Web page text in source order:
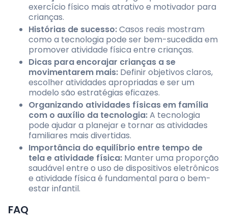
exercício físico mais atrativo e motivador para
crianças.
Histórias de sucesso:Casos reais mostram
como a tecnologia pode ser bem-sucedida em
promover atividade física entre crianças.
Dicas para encorajar crianças a se
movimentarem mais: Definir objetivos claros,
escolher atividades apropriadas e ser um
modelo são estratégias eficazes.
Organizando atividades físicas em família
com o auxílio da tecnologia:A tecnologia
pode ajudar a planejar e tornar as atividades
familiares mais divertidas.
Importância do equilíbrio entre tempo de
tela e atividade física: Manter uma proporção
saudável entre o uso de dispositivos eletrônicos
e atividade física é fundamental para o bem-
estar infantil.
FAQ